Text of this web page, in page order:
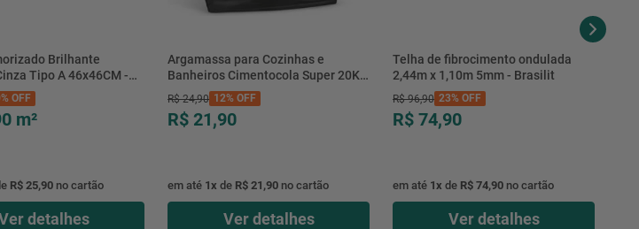
Brilhante
Tipo A 46x46CM -
- Cerbras
OFF
m²
R$ 25,90 no cartão
detalhes
Argamassa para Cozinhas e
Banheiros Cimentocola Super 20KG
- 0118.00001.0020PL - Quartzolit
R$ 24,90 12% OFF
R$ 21,90
em até 1x de R$ 21,90 no cartão
Ver detalhes
Telha de fibrocimento ondulada
2,44m x 1,10m 5mm - Brasilit
R$ 96,90 23% OFF
R$ 74,90
em até 1x de R$ 74,90 no cartão
Ver detalhes